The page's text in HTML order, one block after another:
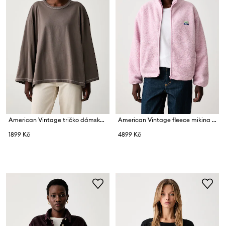
American Vintage tričko dámské bavlněné
1899 Kč
American Vintage fleece mikina dámská
4899 Kč